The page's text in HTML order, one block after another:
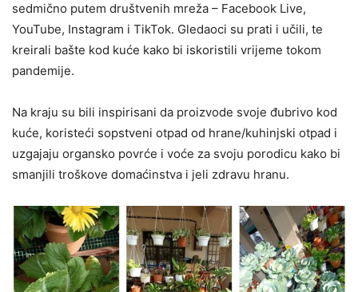
sedmično putem društvenih mreža – Facebook Live,
YouTube, Instagram i TikTok. Gledaoci su prati i učili, te
kreirali bašte kod kuće kako bi iskoristili vrijeme tokom
pandemije.
Na kraju su bili inspirisani da proizvode svoje đubrivo kod
kuće, koristeći sopstveni otpad od hrane/kuhinjski otpad i
uzgajaju organsko povrće i voće za svoju porodicu kako bi
smanjili troškove domaćinstva i jeli zdravu hranu.